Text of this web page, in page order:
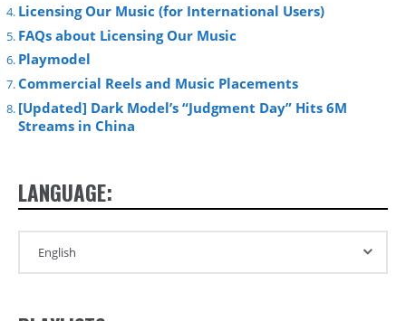
Licensing Our Music (for International Users)
FAQs about Licensing Our Music
Playmodel
Commercial Reels and Music Placements
[Updated] Dark Model’s “Judgment Day” Hits 6M
Streams in China
LANGUAGE: